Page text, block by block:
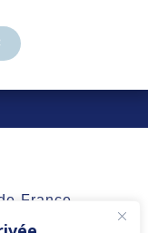
France